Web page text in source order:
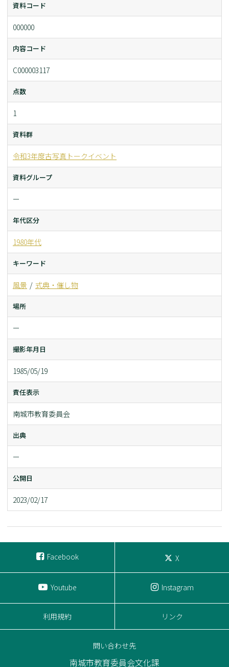
資料コード
000000
内容コード
C000003117
点数
1
資料群
令和3年度古写真トークイベント
資料グループ
ー
年代区分
1980年代
キーワード
風景 式典・催し物
場所
ー
撮影年月日
1985/05/19
責任表示
南城市教育委員会
出典
ー
公開日
2023/02/17
Facebook X
Youtube Instagram
利用規約 リンク
問い合わせ先
南城市教育委員会文化課